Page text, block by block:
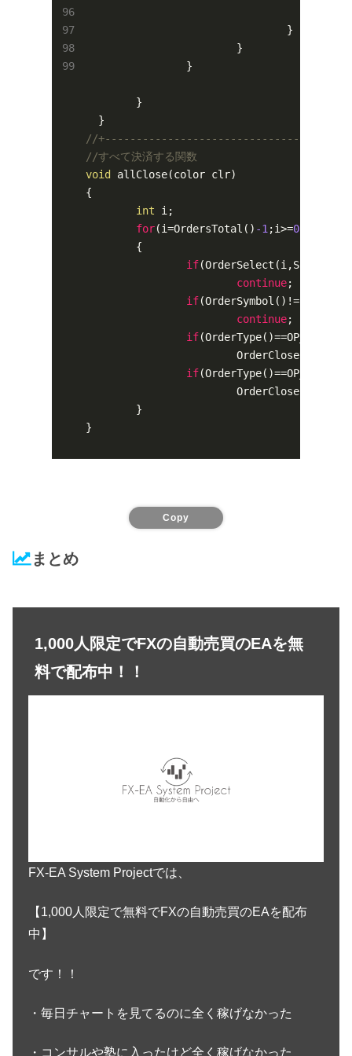
//
//すべて決済する関数
void allClose(color clr)
{
int i;
for(i=OrdersTotal() -1 ;i>=0;i--)
if
continue;
if
continue;
if(OrderType()==OP_BUY)
if(OrderType()==OP_SELL)
}
Copy
まとめ
1,000人限定でFXの自動売買のEAを無
料で配布中！！
FX-EA System Projectでは、
【1,000人限定で無料でFXの自動売買のEAを配布
中】
です！！
・毎日チャートを見てるのに全く稼げなかった
・コンサルや塾に入ったけど全く稼げなかった